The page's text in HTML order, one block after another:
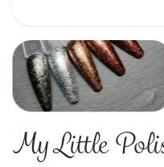
My Little